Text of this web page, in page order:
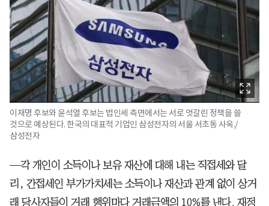
이재명 후보와 윤석열 후보는 법인세 측면에서는 서로 엇갈린 정책을 쓸
것으로 예상된다. 한국의 대표적 기업인 삼성전자의 서울 서초동 사옥./
삼성전자
—각 개인이 소득이나 보유 재산에 대해 내는 직접세와 달
리, 간접세인 부가가치세는 소득이나 재산과 관계 없이 상거
래 당사자들이 거래 행위마다 거래금액의 10%를 낸다. 재정